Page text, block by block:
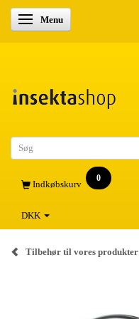
Skifte navigation
Menu
Indkøbskurv
0
DKK
Tilbehør til vores produkter